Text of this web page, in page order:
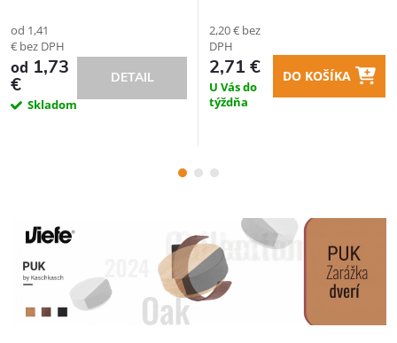
od 1,41
€ bez DPH
od 1,73
€
Skladom
DETAIL
2,20 € bez
DPH
2,71 €
U Vás do
týždňa
DO KOŠÍKA